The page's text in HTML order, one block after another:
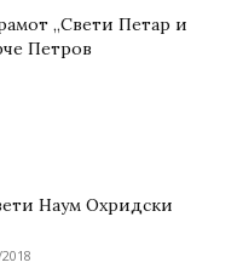
„Свети Петар и
Петров
Наум Охридски